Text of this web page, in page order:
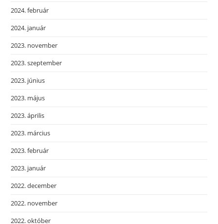
2024. február
2024. január
2023. november
2023. szeptember
2023. június
2023. május
2023. április
2023. március
2023. február
2023. január
2022. december
2022. november
2022. október